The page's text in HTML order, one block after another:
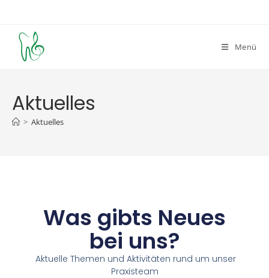
Menü
Aktuelles
> Aktuelles
Was gibts Neues
bei uns?
Aktuelle Themen und Aktivitäten rund um unser
Praxisteam